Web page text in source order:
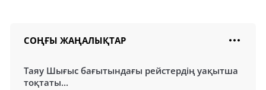
СОҢҒЫ ЖАҢАЛЫҚТАР
Таяу Шығыс бағытындағы рейстердің уақытша
тоқтаты...